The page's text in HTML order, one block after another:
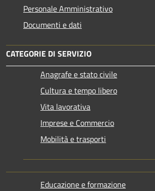
Personale Amministrativo
Documenti e dati
CATEGORIE DI SERVIZIO
Anagrafe e stato civile
Cultura e tempo libero
Vita lavorativa
Imprese e Commercio
Mobilità e trasporti
Educazione e formazione